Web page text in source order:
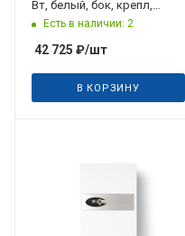
Вт, белый, бок, крепл,
TUBOG TUB Rifar
Есть в наличии: 2
42 725 ₽/шт
В КОРЗИНУ